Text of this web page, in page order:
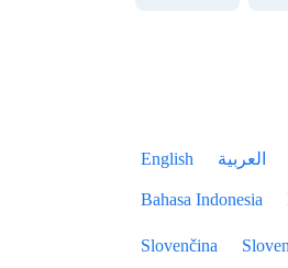
English العربية
Bahasa Indonesia
Slovenčina